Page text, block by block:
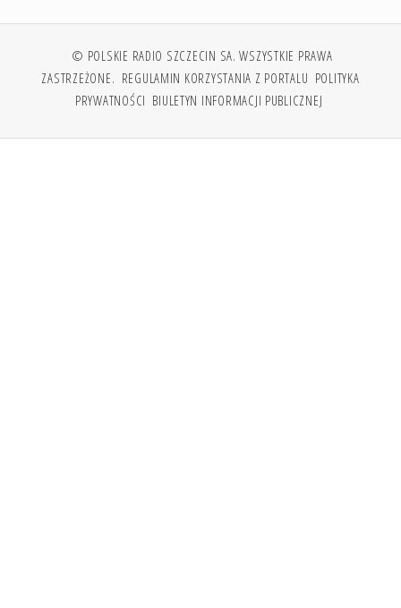
© POLSKIE RADIO SZCZECIN SA. WSZYSTKIE PRAWA
ZASTRZEŻONE. REGULAMIN KORZYSTANIA Z PORTALU POLITYKA
PRYWATNOŚCI BIULETYN INFORMACJI PUBLICZNEJ